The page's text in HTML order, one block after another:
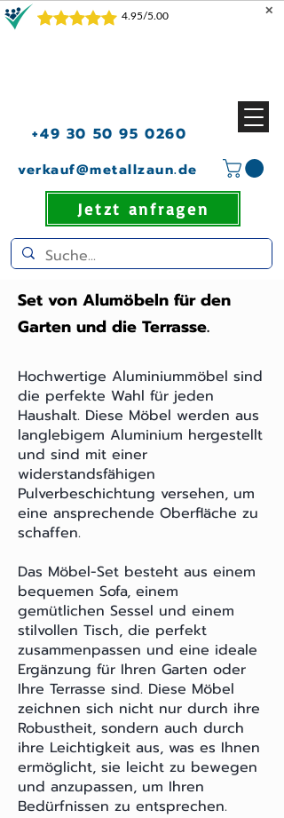
✕
+49 30 50 95 0260
verkauf@metallzaun.de
Jetzt anfragen
Set von Alumöbeln für den
Garten und die Terrasse.
Hochwertige Aluminiummöbel sind
die perfekte Wahl für jeden
Haushalt. Diese Möbel werden aus
langlebigem Aluminium hergestellt
und sind mit einer
widerstandsfähigen
Pulverbeschichtung versehen, um
eine ansprechende Oberfläche zu
schaffen.
Das Möbel-Set besteht aus einem
bequemen Sofa, einem
gemütlichen Sessel und einem
stilvollen Tisch, die perfekt
zusammenpassen und eine ideale
Ergänzung für Ihren Garten oder
Ihre Terrasse sind. Diese Möbel
zeichnen sich nicht nur durch ihre
Robustheit, sondern auch durch
ihre Leichtigkeit aus, was es Ihnen
ermöglicht, sie leicht zu bewegen
und anzupassen, um Ihren
Bedürfnissen zu entsprechen.